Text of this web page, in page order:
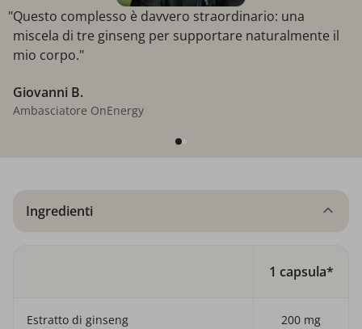
"Questo complesso è davvero straordinario: una
miscela di tre ginseng per supportare naturalmente il
mio corpo."
Giovanni B.
Ambasciatore OnEnergy
Ingredienti
1 capsula*
Estratto di ginseng 200 mg